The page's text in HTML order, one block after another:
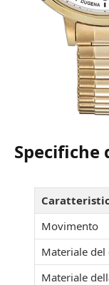
Movimento
Materiale
Materiale